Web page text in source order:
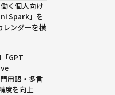
く個人向け
Spark」を
ンダーを横
GPT
用語・多言
度を向上